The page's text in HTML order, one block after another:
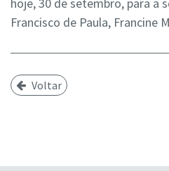
Francisco de Paula, Francine
Voltar